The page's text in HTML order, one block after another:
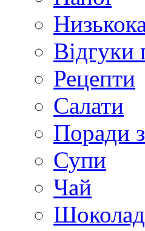
Відгуки
Рецепти
Салати
Поради
Супи
Чай
Шоколад